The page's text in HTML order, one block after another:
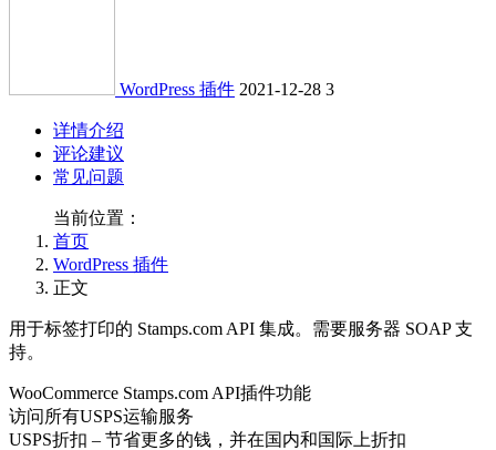
WordPress 插件 2021-12-28 3
详情介绍
评论建议
常见问题
当前位置：
首页
WordPress 插件
正文
用于标签打印的 Stamps.com API 集成。需要服务器 SOAP 支
持。
WooCommerce Stamps.com API插件功能
访问所有USPS运输服务
USPS折扣 – 节省更多的钱，并在国内和国际上折扣